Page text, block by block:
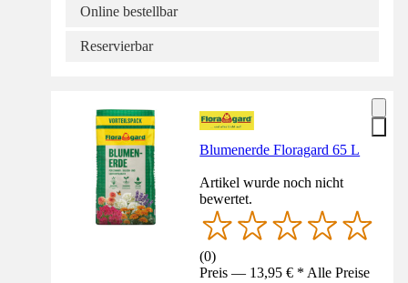
Online bestellbar
Reservierbar
Blumenerde Floragard 65 L
Artikel wurde noch nicht
bewertet.
(0)
Preis — 13,95 € * Alle Preise